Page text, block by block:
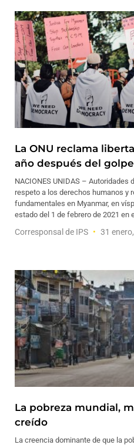
La ONU reclama
año después del golpe
NACIONES UNIDAS – Autoridades
respeto a los derechos humanos y
fundamentales en Myanmar, en
estado del 1 de febrero de 2021 en
Corresponsal de IPS 31
La pobreza mundial,
creído
La creencia dominante de que la